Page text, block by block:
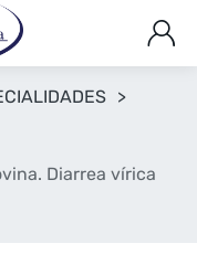
>
Diarrea vírica